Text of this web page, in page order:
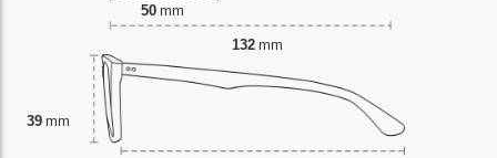
50 mm
39 mm
132 mm